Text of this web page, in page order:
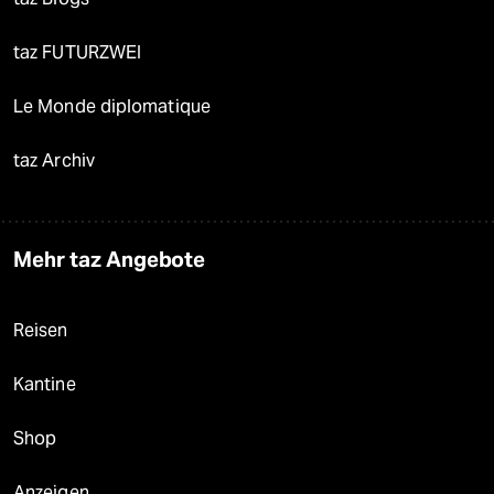
taz FUTURZWEI
Le Monde diplomatique
taz Archiv
Mehr taz Angebote
Reisen
Kantine
Shop